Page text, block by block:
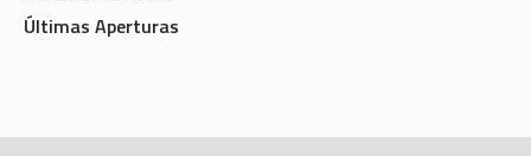
Recomendaciones